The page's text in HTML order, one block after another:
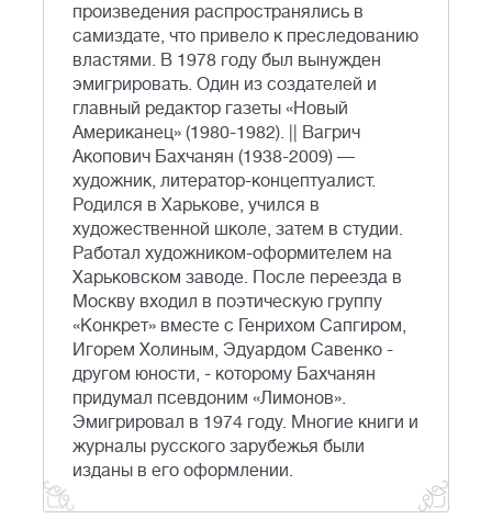
произведения распространялись в
самиздате, что привело к преследованию
властями. В 1978 году был вынужден
эмигрировать. Один из создателей и
главный редактор газеты «Новый
Американец» (1980-1982). || Вагрич
Акопович Бахчанян (1938-2009) —
художник, литератор-концептуалист.
Родился в Харькове, учился в
художественной школе, затем в студии.
Работал художником-оформителем на
Харьковском заводе. После переезда в
Москву входил в поэтическую группу
«Конкрет» вместе с Генрихом Сапгиром,
Игорем Холиным, Эдуардом Савенко -
другом юности, - которому Бахчанян
придумал псевдоним «Лимонов».
Эмигрировал в 1974 году. Многие книги и
журналы русского зарубежья были
изданы в его оформлении.